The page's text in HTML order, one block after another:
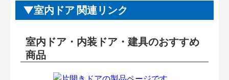
室内ドア 関連リンク
室内ドア・内装ドア・建具のおすすめ
商品